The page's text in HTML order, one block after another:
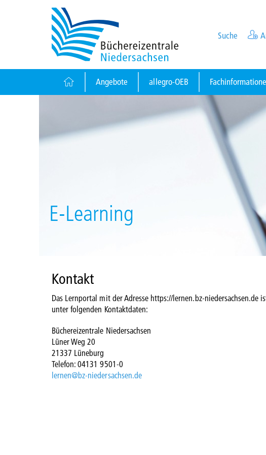
Suche
Angebote allegro-OEB
E-Learning
Kontakt
Das Lernportal mit der Adresse https://lernen.bz-niedersachsen.de
unter folgenden Kontaktdaten:
Büchereizentrale Niedersachsen
Lüner Weg 20
21337 Lüneburg
Telefon: 04131 9501-0
lernen@bz-niedersachsen.de